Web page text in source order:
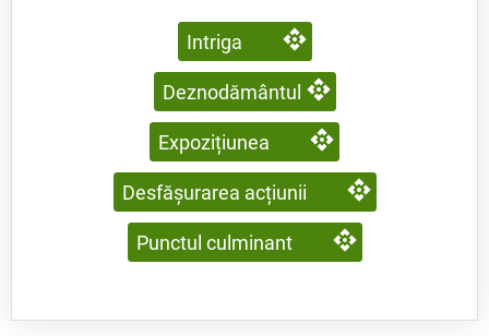
Intriga
Deznodământul
Expozițiunea
Desfășurarea acțiunii
Punctul culminant